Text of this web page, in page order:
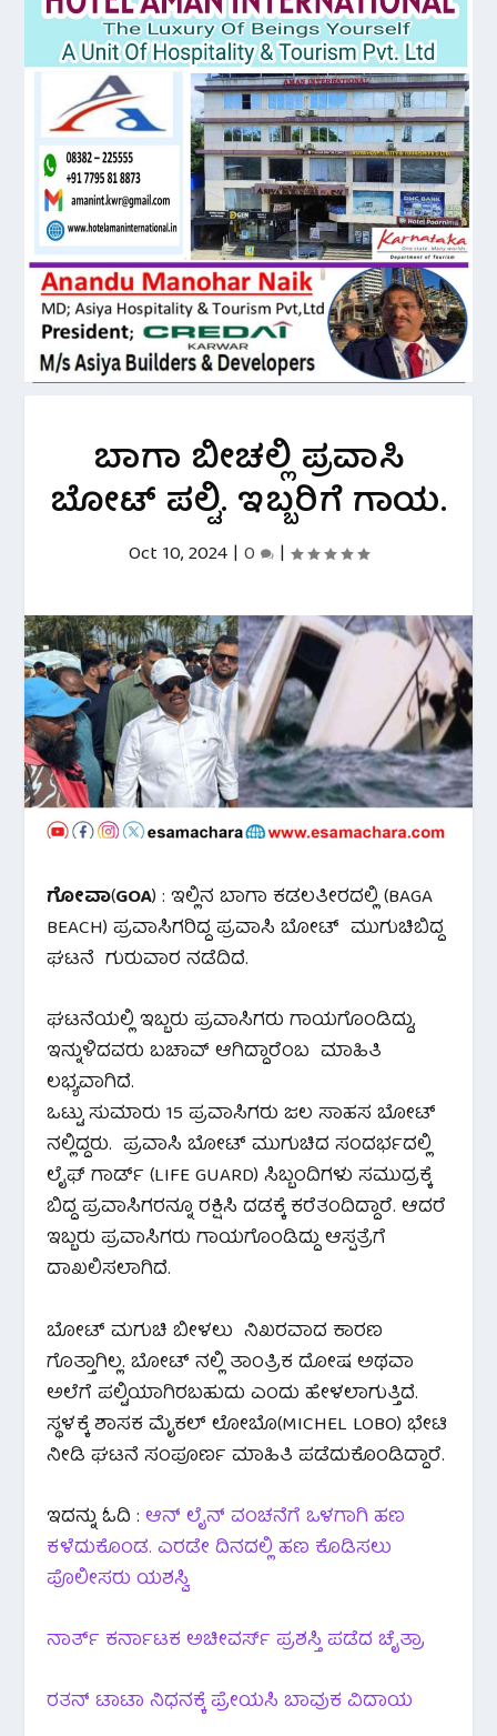
ಬಾಗಾ ಬೀಚಲ್ಲಿ ಪ್ರವಾಸಿ
ಬೋಟ್ ಪಲ್ಟಿ. ಇಬ್ಬರಿಗೆ ಗಾಯ.
Oct 10, 2024 | 0 |
ಗೋವಾ(GOA) : ಇಲ್ಲಿನ ಬಾಗಾ ಕಡಲತೀರದಲ್ಲಿ (BAGA
BEACH) ಪ್ರವಾಸಿಗರಿದ್ದ ಪ್ರವಾಸಿ ಬೋಟ್ ಮುಗುಚಿಬಿದ್ದ
ಘಟನೆ ಗುರುವಾರ ನಡೆದಿದೆ.
ಘಟನೆಯಲ್ಲಿ ಇಬ್ಬರು ಪ್ರವಾಸಿಗರು ಗಾಯಗೊಂಡಿದ್ದು,
ಇನ್ನುಳಿದವರು ಬಚಾವ್ ಆಗಿದ್ದಾರೆಂಬ ಮಾಹಿತಿ
ಲಭ್ಯವಾಗಿದೆ.
ಒಟ್ಟು ಸುಮಾರು 15 ಪ್ರವಾಸಿಗರು ಜಲ ಸಾಹಸ ಬೋಟ್
ನಲ್ಲಿದ್ದರು. ಪ್ರವಾಸಿ ಬೋಟ್ ಮುಗುಚಿದ ಸಂದರ್ಭದಲ್ಲಿ
ಲೈಫ್ ಗಾರ್ಡ್ (LIFE GUARD) ಸಿಬ್ಬಂದಿಗಳು ಸಮುದ್ರಕ್ಕೆ
ಬಿದ್ದ ಪ್ರವಾಸಿಗರನ್ನೂ ರಕ್ಷಿಸಿ ದಡಕ್ಕೆ ಕರೆತಂದಿದ್ದಾರೆ. ಆದರೆ
ಇಬ್ಬರು ಪ್ರವಾಸಿಗರು ಗಾಯಗೊಂಡಿದ್ದು ಆಸ್ಪತ್ರೆಗೆ
ದಾಖಲಿಸಲಾಗಿದೆ.
ಬೋಟ್ ಮಗುಚಿ ಬೀಳಲು ನಿಖರವಾದ ಕಾರಣ
ಗೊತ್ತಾಗಿಲ್ಲ. ಬೋಟ್ ನಲ್ಲಿ ತಾಂತ್ರಿಕ ದೋಷ ಅಥವಾ
ಅಲೆಗೆ ಪಲ್ಟಿಯಾಗಿರಬಹುದು ಎಂದು ಹೇಳಲಾಗುತ್ತಿದೆ.
ಸ್ಥಳಕ್ಕೆ ಶಾಸಕ ಮೈಕಲ್ ಲೋಬೊ(MICHEL LOBO) ಭೇಟಿ
ನೀಡಿ ಘಟನೆ ಸಂಪೂರ್ಣ ಮಾಹಿತಿ ಪಡೆದುಕೊಂಡಿದ್ದಾರೆ.
ಇದನ್ನು ಓದಿ :ಆನ್ ಲೈನ್ ವಂಚನೆಗೆ ಒಳಗಾಗಿ ಹಣ
ಕಳೆದುಕೊಂಡ. ಎರಡೇ ದಿನದಲ್ಲಿ ಹಣ ಕೊಡಿಸಲು
ಪೊಲೀಸರು ಯಶಸ್ವಿ
ನಾರ್ತ್ ಕರ್ನಾಟಕ ಅಚೀವರ್ಸ್ ಪ್ರಶಸ್ತಿ ಪಡೆದ ಚೈತ್ರಾ
ರತನ್ ಟಾಟಾ ನಿಧನಕ್ಕೆ ಪ್ರೇಯಸಿ ಬಾವುಕ ವಿದಾಯ